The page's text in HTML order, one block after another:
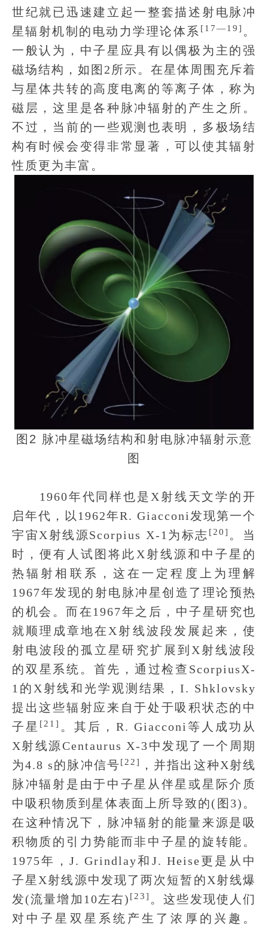
世纪就已迅速建立起一整套描述射电脉冲
星辐射机制的电动力学理论体系 [17—19] 。
一般认为，中子星应具有以偶极为主的强
磁场结构，如图2所示。在星体周围充斥着
与星体共转的高度电离的等离子体，称为
磁层，这里是各种脉冲辐射的产生之所。
不过，当前的一些观测也表明，多极场结
构有时候会变得非常显著，可以使其辐射
性质更为丰富。
图2 脉冲星磁场结构和射电脉冲辐射示意
图
1960年代同样也是X射线天文学的开
启年代，以1962年R. Giacconi发现第一个
宇宙X射线源Scorpius X-1为标志 [20] 。当
时，便有人试图将此X射线源和中子星的
热辐射相联系，这在一定程度上为理解
1967年发现的射电脉冲星创造了理论预热
的机会。而在1967年之后，中子星研究也
就顺理成章地在X射线波段发展起来，使
射电波段的孤立星研究扩展到X射线波段
的双星系统。首先，通过检查ScorpiusX-
1的X射线和光学观测结果，I. Shklovsky
提出这些辐射应来自于处于吸积状态的中
子星 [21] 。其后，R. Giacconi等人成功从
X射线源Centaurus X-3中发现了一个周期
为4.8 s的脉冲信号[22]
，并指出这种X射线
脉冲辐射是由于中子星从伴星或星际介质
中吸积物质到星体表面上所导致的(图3)。
在这种情况下，脉冲辐射的能量来源是吸
积物质的引力势能而非中子星的旋转能。
1975年，J. Grindlay和J. Heise更是从中
子星X射线源中发现了两次短暂的X射线爆
发(流量增加10左右) [23] 。这些发现使人们
对中子星双星系统产生了浓厚的兴趣。